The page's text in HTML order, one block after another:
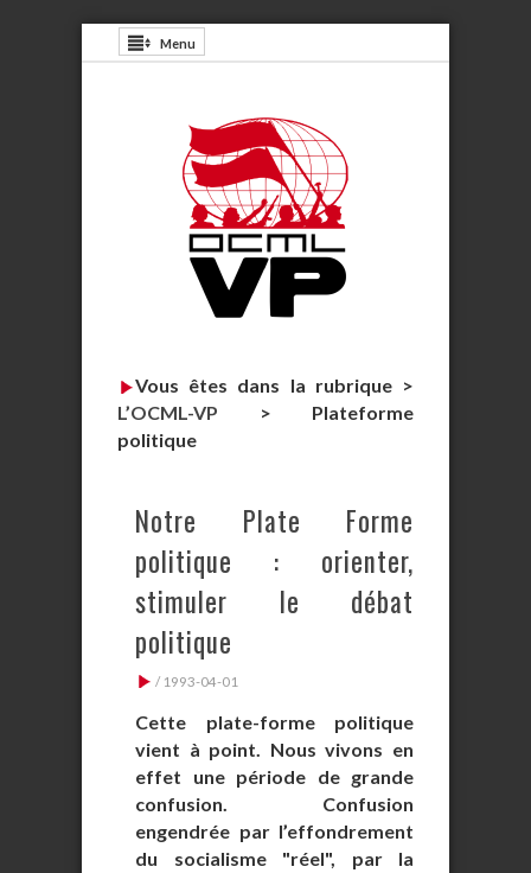
Menu
Vous êtes dans la rubrique >
L’OCML-VP > Plateforme
politique
Notre Plate Forme
politique : orienter,
stimuler le débat
politique
/ 1993-04-01
Cette plate-forme politique
vient à point. Nous vivons en
effet une période de grande
confusion. Confusion
engendrée par l’effondrement
du socialisme "réel", par la